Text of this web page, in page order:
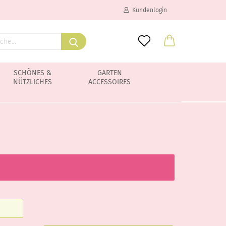
Kundenlogin
Konto erstellen
SCHÖNES &
NÜTZLICHES
GARTEN
ACCESSOIRES